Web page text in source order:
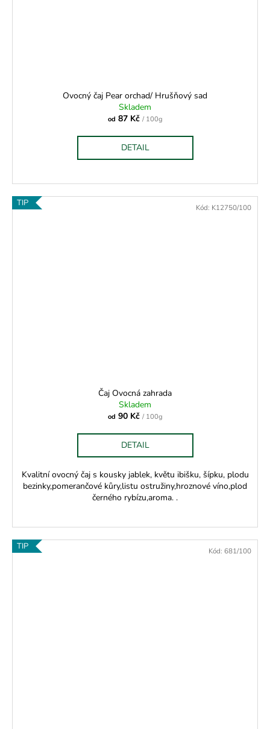
Ovocný čaj Pear orchad/ Hrušňový sad
Skladem
od 87 Kč / 100g
DETAIL
TIP
Čaj Ovocná zahrada
Skladem
od 90 Kč / 100g
DETAIL
Kvalitní ovocný čaj s kousky jablek, květu ibišku, šípku, plodu
bezinky,pomerančové kůry,listu ostružiny,hroznové víno,plod
černého rybízu,aroma. .
Kód: K12750/100
TIP Kód: 681/100